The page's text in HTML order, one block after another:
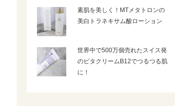
素肌を美しく！MTメタトロンの
美白トラネキサム酸ローション
世界中で500万個売れたスイス発
のビタクリームB12でつるつる肌
に！